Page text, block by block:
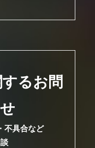
るお問
不具合など